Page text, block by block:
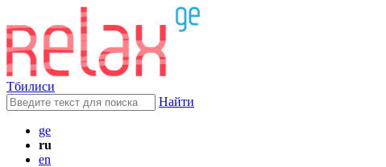
Тбилиси
Найти
ge
ru
en